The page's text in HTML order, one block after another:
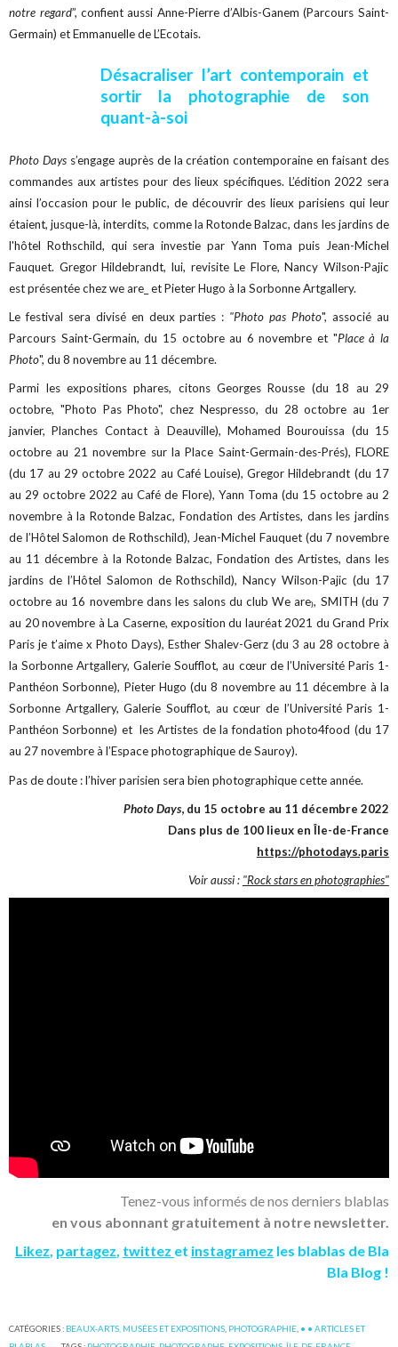
notre regard”, confient aussi Anne-Pierre d’Albis-Ganem (Parcours Saint-
Germain) et Emmanuelle de L’Ecotais.
Désacraliser l’art contemporain et
sortir la photographie de son
quant-à-soi
Photo Days s’engage auprès de la création contemporaine en faisant des
commandes aux artistes pour des lieux spécifiques. L’édition 2022 sera
ainsi l’occasion pour le public, de découvrir des lieux parisiens qui leur
étaient, jusque-là, interdits, comme la Rotonde Balzac, dans les jardins de
l'hôtel Rothschild, qui sera investie par Yann Toma puis Jean-Michel
Fauquet. Gregor Hildebrandt, lui, revisite Le Flore, Nancy Wilson-Pajic
est présentée chez we are_ et Pieter Hugo à la Sorbonne Artgallery.
Le festival sera divisé en deux parties : "Photo pas Photo", associé au
Parcours Saint-Germain, du 15 octobre au 6 novembre et "Place à la
Photo", du 8 novembre au 11 décembre.
Parmi les expositions phares, citons Georges Rousse (du 18 au 29
octobre, "Photo Pas Photo", chez Nespresso, du 28 octobre au 1er
janvier, Planches Contact à Deauville), Mohamed Bourouissa (du 15
octobre au 21 novembre sur la Place Saint-Germain-des-Prés), FLORE
(du 17 au 29 octobre 2022 au Café Louise), Gregor Hildebrandt (du 17
au 29 octobre 2022 au Café de Flore), Yann Toma (du 15 octobre au 2
novembre à la Rotonde Balzac, Fondation des Artistes, dans les jardins
de l’Hôtel Salomon de Rothschild), Jean-Michel Fauquet (du 7 novembre
au 11 décembre à la Rotonde Balzac, Fondation des Artistes, dans les
jardins de l’Hôtel Salomon de Rothschild), Nancy Wilson-Pajic (du 17
octobre au 16 novembre dans les salons du club We are₎, SMITH (du 7
au 20 novembre à La Caserne, exposition du lauréat 2021 du Grand Prix
Paris je t’aime x Photo Days), Esther Shalev-Gerz (du 3 au 28 octobre à
la Sorbonne Artgallery, Galerie Soufflot, au cœur de l’Université Paris 1-
Panthéon Sorbonne), Pieter Hugo (du 8 novembre au 11 décembre à la
Sorbonne Artgallery, Galerie Soufflot, au cœur de l’Université Paris 1-
Panthéon Sorbonne) et les Artistes de la fondation photo4food (du 17
au 27 novembre à l’Espace photographique de Sauroy).
Pas de doute : l’hiver parisien sera bien photographique cette année.
Photo Days, du 15 octobre au 11 décembre 2022
Dans plus de 100 lieux en Île-de-France
https://photodays.paris
Voir aussi : "Rock stars en photographies"
Tenez-vous informés de nos derniers blablas
en vous abonnant gratuitement à notre newsletter.
Likez, partagez, twittez et instagramez les blablas de Bla
Bla Blog !
CATÉGORIES : BEAUX-ARTS, MUSÉES ET EXPOSITIONS PHOTOGRAPHIE • • ARTICLES ET